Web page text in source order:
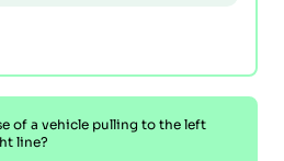
of a vehicle pulling to the left
line?